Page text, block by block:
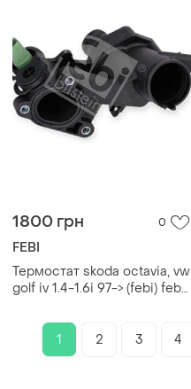
1800 грн 0
FEBI
Термостат skoda octavia, vw
golf iv 1.4-1.6i 97-> (febi) febi
1 2 3 4